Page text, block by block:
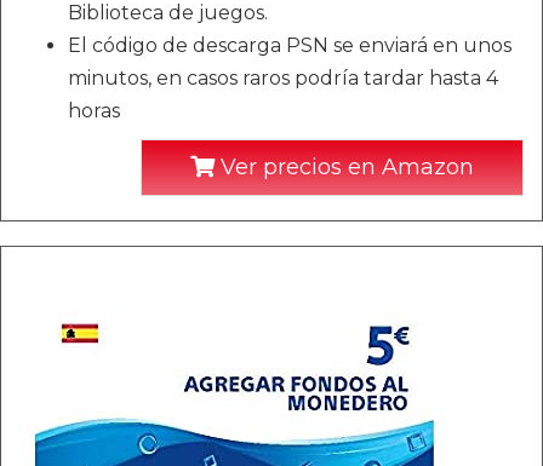
Biblioteca de juegos.
El código de descarga PSN se enviará en unos
minutos, en casos raros podría tardar hasta 4
horas
Ver precios en Amazon